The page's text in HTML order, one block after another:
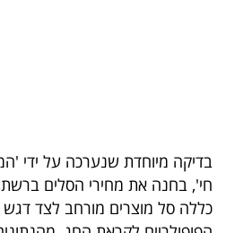
המילון
הכלכלי
בדיקה מיוחדת שנערכה על ידי
חי', בחנה את מחירי הסלים
כללה סל מוצרים מורחב לצד דגש